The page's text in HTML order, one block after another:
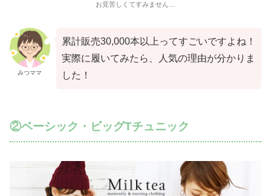
お見苦しくてすみません…
みつママ
累計販売30,000本以上ってすごいですよね！
実際に履いてみたら、人気の理由が分かりま
した！
②ベーシック・ビッグTチュニック